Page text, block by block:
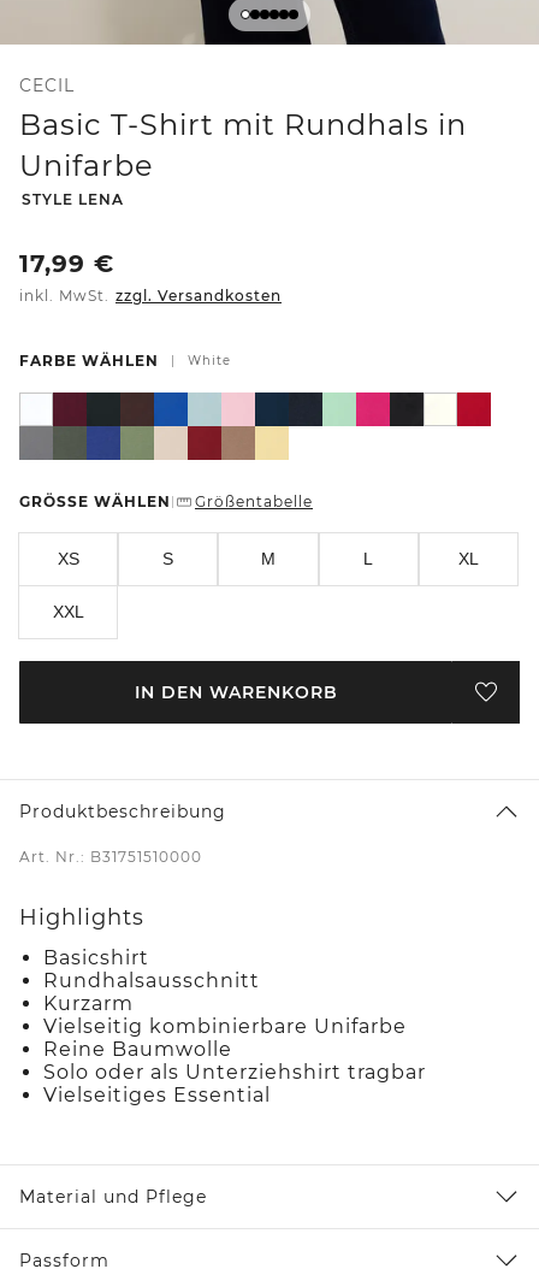
CECIL
Basic T-Shirt mit Rundhals in
Unifarbe
-
STYLE LENA
17,99 €
inkl. MwSt. zzgl. Versandkosten
FARBE WÄHLEN White
GRÖSSE WÄHLEN Größentabelle
XS S M L XL
XXL
IN DEN WARENKORB
Produktbeschreibung
Art. Nr.: B31751510000
Highlights
Basicshirt
Rundhalsausschnitt
Kurzarm
Vielseitig kombinierbare Unifarbe
Reine Baumwolle
Solo oder als Unterziehshirt tragbar
Vielseitiges Essential
Material und Pflege
Passform